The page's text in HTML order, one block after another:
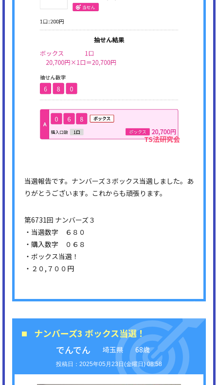
当選報告です。ナンバーズ３ボックス当選しました。あ
りがとうございます。これからも頑張ります。
第6731回 ナンバーズ３
・当選数字 ６８０
・購入数字 ０６８
・ボックス当選！
・２０,７００円
ナンバーズ3 ボックス当選！
でんでん
埼玉県 68歳
2025年05月23日(金曜日) 08:58